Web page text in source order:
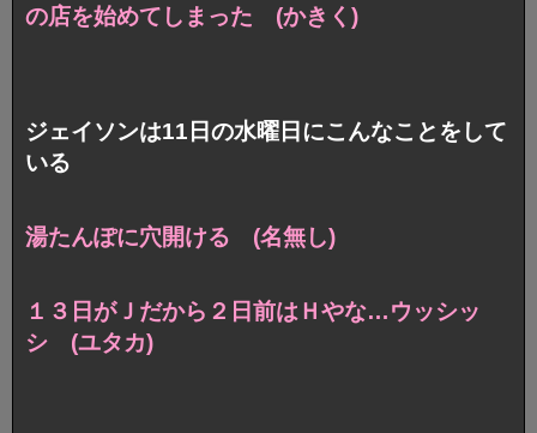
の店を始めてしまった (かきく)
ジェイソンは11日の水曜日にこんなことをして
いる
湯たんぽに穴開ける (名無し)
１３日がＪだから２日前はＨやな…ウッシッ
シ (ユタカ)